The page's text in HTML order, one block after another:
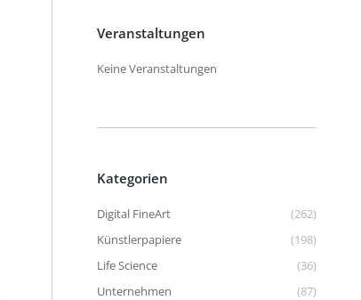
Veranstaltungen
Keine Veranstaltungen
Kategorien
Digital FineArt
(262)
Künstlerpapiere
(198)
Life Science
(36)
Unternehmen
(87)